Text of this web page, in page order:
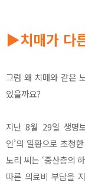
▶치매가 다
그럼 왜 치매와 같은
있을까요?
지난 8월 29일 생명
인’의 일환으로 초청
노리 씨는 ‘중산층의
따른 의료비 부담을